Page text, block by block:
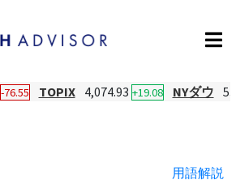
-76.55 TOPIX 4,074.93 +19.08 NYダウ
用語解説